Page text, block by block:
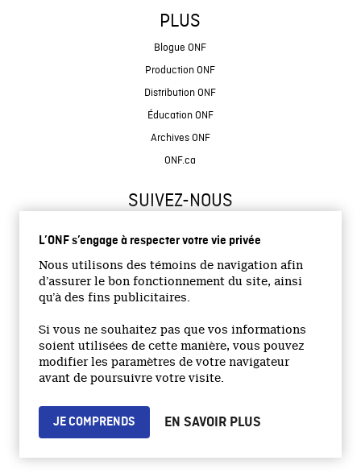
L’ONF s’engage à respecter votre vie privée
Nous utilisons des témoins de navigation afin
d’assurer le bon fonctionnement du site, ainsi
qu’à des fins publicitaires.
Si vous ne souhaitez pas que vos informations
soient utilisées de cette manière, vous pouvez
modifier les paramètres de votre navigateur
avant de poursuivre votre visite.
JE COMPRENDS EN SAVOIR PLUS
PLUS
Blogue ONF
Production ONF
Distribution ONF
Éducation ONF
Archives ONF
ONF.ca
SUIVEZ-NOUS
Site institutionnel
Accessibilité
Politique de confidentialité